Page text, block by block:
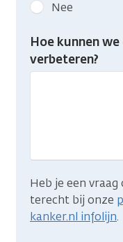
feedback:
Heb
gevonden
Nee
Hoe kunnen
verbeteren?
Heb je een vraag
terecht bij onze
kanker.nl infolijn.